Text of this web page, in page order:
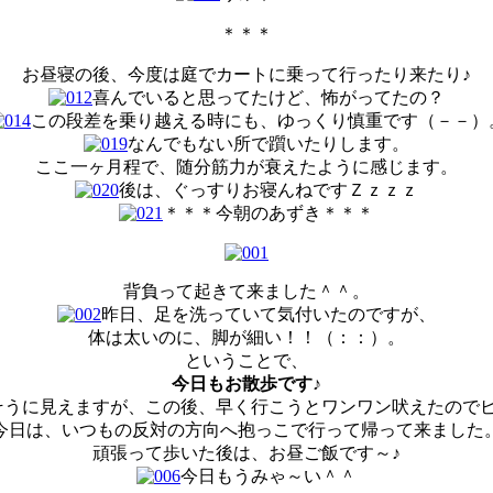
＊＊＊
お昼寝の後、今度は庭でカートに乗って行ったり来たり♪
喜んでいると思ってたけど、怖がってたの？
この段差を乗り越える時にも、ゆっくり慎重です（－－）
なんでもない所で躓いたりします。
ここ一ヶ月程で、随分筋力が衰えたように感じます。
後は、ぐっすりお寝んねですＺｚｚｚ
＊＊＊今朝のあずき＊＊＊
背負って起きて来ました＾＾。
昨日、足を洗っていて気付いたのですが、
体は太いのに、脚が細い！！（：：）。
ということで、
今日もお散歩です♪
うに見えますが、この後、早く行こうとワンワン吠えたので
日は、いつもの反対の方向へ抱っこで行って帰って来ました。
頑張って歩いた後は、お昼ご飯です～♪
今日もうみゃ～い＾＾